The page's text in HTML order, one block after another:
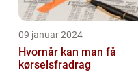
09 januar 2024
Hvornår kan man få
kørselsfradrag